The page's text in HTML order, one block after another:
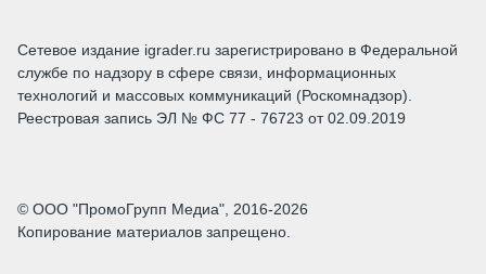
Сетевое издание igrader.ru зарегистрировано в Федеральной
службе по надзору в сфере связи, информационных
технологий и массовых коммуникаций (Роскомнадзор).
Реестровая запись ЭЛ № ФС 77 - 76723 от 02.09.2019
© ООО "ПромоГрупп Медиа", 2016-2026
Копирование материалов запрещено.